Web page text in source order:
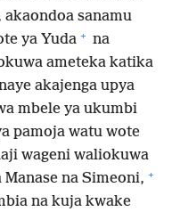
sanamu
ya Yuda + na
ameteka katika
akajenga upya
mbele ya ukumbi
pamoja watu wote
wageni waliokuwa
na Simeoni, +
na kuja kwake